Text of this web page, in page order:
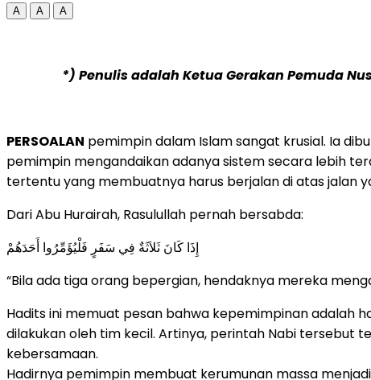
A A A
*) Penulis adalah Ketua Gerakan Pemuda
PERSOALAN pemimpin dalam Islam sangat krusial. Ia
pemimpin mengandaikan adanya sistem secara lebih
tertentu yang membuatnya harus berjalan di atas jalan
Dari Abu Hurairah, Rasulullah pernah bersabda:
إِذَا كَانَ ثَلاَثَةٌ فِي سَفَرٍ فَلْيُؤَمِّرُوا أَحَدَهُمْ
“Bila ada tiga orang bepergian, hendaknya mereka
Hadits ini memuat pesan bahwa kepemimpinan adalah
dilakukan oleh tim kecil. Artinya, perintah Nabi tersebut
kebersamaan.
Hadirnya pemimpin membuat kerumunan massa